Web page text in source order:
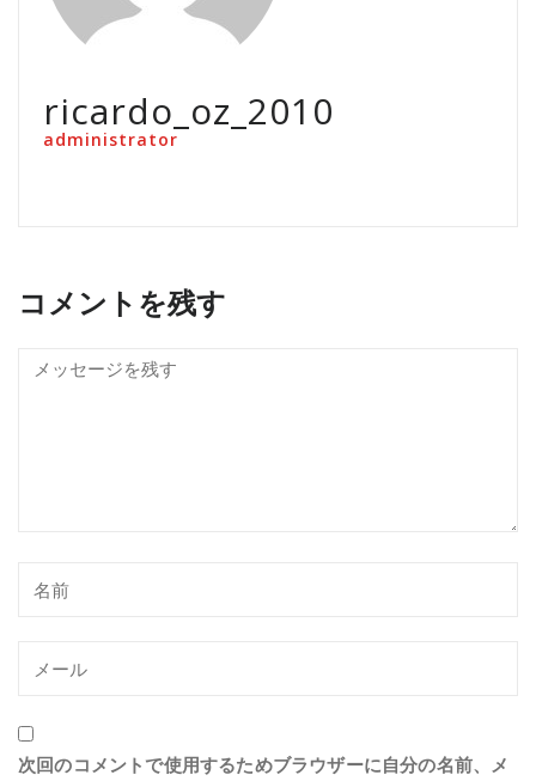
ricardo_oz_2010
administrator
コメントを残す
次回のコメントで使用するためブラウザーに自分の名前、メ